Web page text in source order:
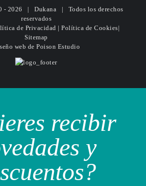
- 2026 | Dukana | Todos los derechos
reservados
de Privacidad |Política de Cookies|
Sitemap
web de Poison Estudio
recibir
y